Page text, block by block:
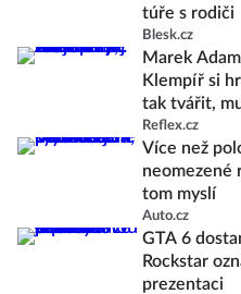
túře s rodiči
Blesk.cz
Marek
Klempíř si
tak tvářit,
Reflex.cz
Více než
neomezené
tom myslí
Auto.cz
GTA 6
Rockstar
prezentaci